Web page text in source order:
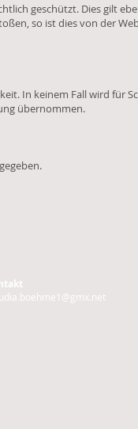
geschützt. Dies gilt
so ist dies von der
In keinem Fall wird für
übernommen.